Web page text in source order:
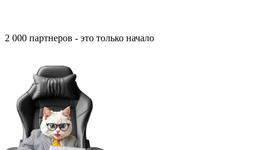
2 000 партнеров - это только начало